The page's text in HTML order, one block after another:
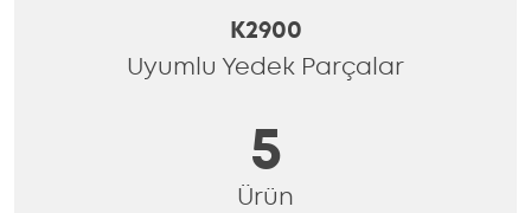
K2900
Uyumlu Yedek Parçalar
5
Ürün